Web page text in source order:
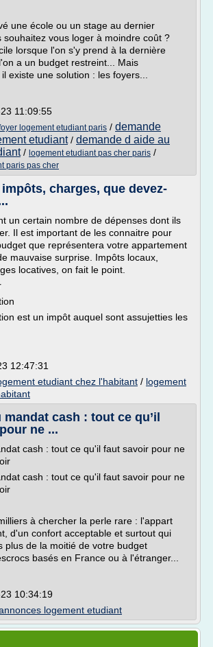
une école ou un stage au dernier
souhaitez vous loger à moindre coût ?
lorsque l'on s'y prend à la dernière
a un budget restreint... Mais
existe une solution : les foyers...
11:09:55
logement etudiant paris / demande
etudiant/ demande d aide au
/ logement etudiant pas cher paris /
paris pas cher
charges, que devez-
un certain nombre de dépenses dont ils
Il est important de les connaitre pour
que représentera votre appartement
mauvaise surprise. Impôts locaux,
locatives, on fait le point.
est un impôt auquel sont assujetties les
12:47:31
etudiant chez l'habitant / logement
cash : tout ce qu’il
ne ...
cash : tout ce qu'il faut savoir pour ne
cash : tout ce qu'il faut savoir pour ne
à chercher la perle rare : l'appart
d'un confort acceptable et surtout qui
plus de la moitié de votre budget
basés en France ou à l'étranger...
10:34:19
logement etudiant